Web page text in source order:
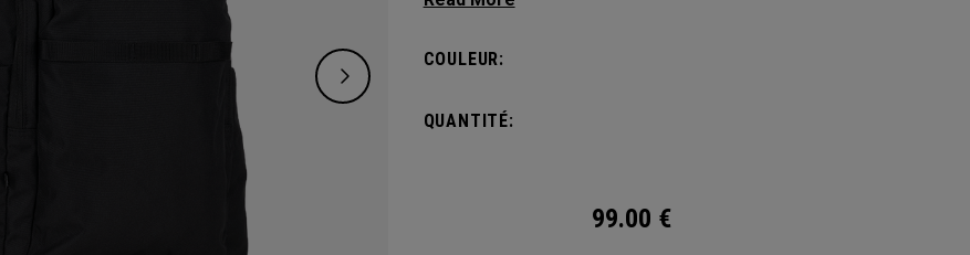
pour bouteille d’eau et d’une poche avant pour ranger
vous échapper le temps d’un week-end.
COULEUR:
QUANTITÉ:
99.00 €